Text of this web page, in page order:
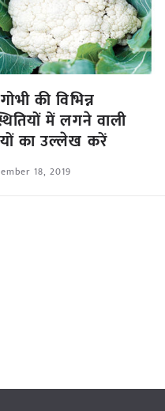
की विभिन्न
में लगने वाली
का उल्लेख करें
18, 2019